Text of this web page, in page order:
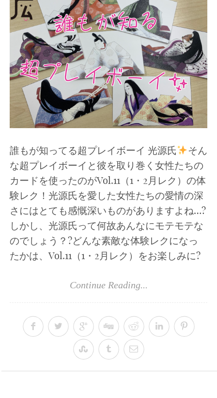
誰もが知ってる超プレイボーイ 光源氏
そん
な超プレイボーイと彼を取り巻く女性たちの
カードを使ったのがVol.11（1・2月レク）の体
験レク！光源氏を愛した女性たちの愛情の深
さにはとても感慨深いものがありますよね…?
しかし、光源氏って何故あんなにモテモテな
のでしょう？?どんな素敵な体験レクになっ
たかは、Vol.11（1・2月レク）をお楽しみに?
Continue Reading...